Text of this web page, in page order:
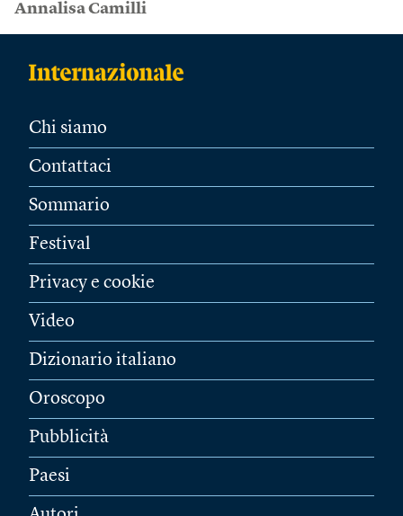
Annalisa Camilli
Chi siamo
Contattaci
Sommario
Festival
Privacy e cookie
Video
Dizionario italiano
Oroscopo
Pubblicità
Paesi